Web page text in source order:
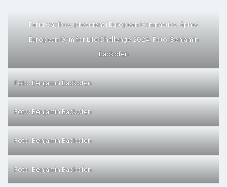
Farid Gayibov, president i European Gymnastics, åpnet
European Gym for Life Challenge 2024. Foto: Benjamin
Backofen
Foto: Benjamin Backofen
Foto: Benjamin Backofen
Foto: Benjamin Backofen
Foto: Benjamin Backofen